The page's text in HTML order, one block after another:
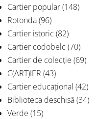
Cartier popular(148)
Rotonda(96)
Cartier istoric (82)
Cartier codobelc (70)
Cartier de colecție (69)
C(ART)IER (43)
Cartier educațional (42)
Biblioteca deschisă(34)
Verde (15)